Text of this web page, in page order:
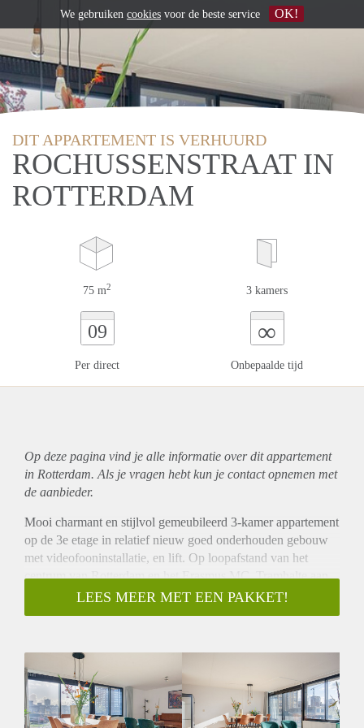
DIT APPARTEMENT IS VERHUURD
ROCHUSSENSTRAAT IN
ROTTERDAM
75 m2 3 kamers
09
Per direct
∞
Onbepaalde tijd
Op deze pagina vind je alle informatie over ditappartement
in Rotterdam. Als je vragen hebt kun je contact opnemen met
de aanbieder.
Mooi charmant en stijlvol gemeubileerd 3-kamer appartement
op de 3e etage in relatief nieuw goed onderhouden gebouw
met videofooninstallatie, en lift. Op loopafstand van het
centrum van Rotterdam en het Erasmus MC. Tramhalte aan
de voorkant (10 min. naar het centraal station) en op slechts
een paar minuten rijden naar de dichtstbijzijnde snelweg
Entree, hal, toilet met een wastafel; grootte masterbedroom
met boxspring bed en kledingkast, 2e ruime slaapkamer met
een grote kledingkast; opbergkast met wasmachine; Ruime
lichte woon- / eetkamer met een mooie nieuwe laminaat vloer
LEES MEER MET EEN PAKKET!
We gebruiken cookies voor de beste service OK!